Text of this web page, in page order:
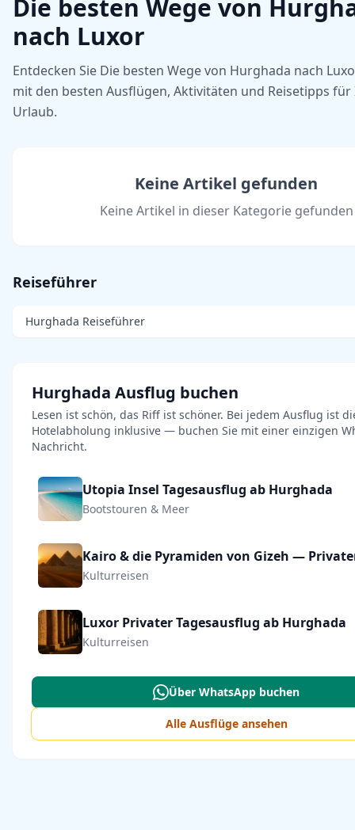
Die besten Wege von
nach Luxor
Entdecken Sie Die besten Wege von Hurghada nach
mit den besten Ausflügen, Aktivitäten und Reisetipps
Urlaub.
Keine Artikel gefunden
Keine Artikel in dieser Kategorie gefunden
Reiseführer
Hurghada Reiseführer
Hurghada Ausflug buchen
Lesen ist schön, das Riff ist schöner. Bei jedem Ausflug ist
Hotelabholung inklusive — buchen Sie mit einer einzigen
Nachricht.
Utopia Insel Tagesausflug ab Hurghada
Bootstouren & Meer
Kulturreisen
Luxor Privater Tagesausflug ab Hurghada
Kulturreisen
Über WhatsApp buchen
Alle Ausflüge ansehen